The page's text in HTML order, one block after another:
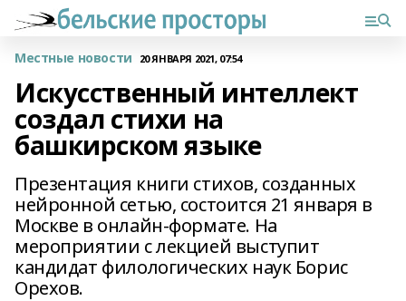
Местные новости 20 ЯНВАРЯ 2021, 07:54
Искусственный интеллект
создал стихи на
башкирском языке
Презентация книги стихов, созданных
нейронной сетью, состоится 21 января в
Москве в онлайн-формате. На
мероприятии с лекцией выступит
кандидат филологических наук Борис
Орехов.